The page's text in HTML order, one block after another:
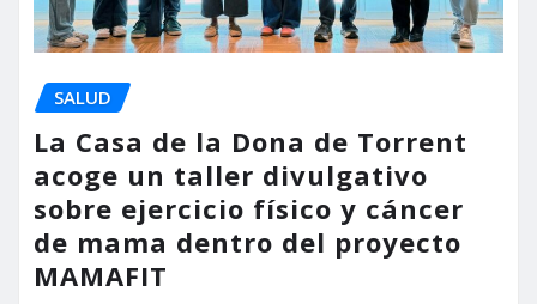
SALUD
La Casa de la Dona de Torrent
acoge un taller divulgativo
sobre ejercicio físico y cáncer
de mama dentro del proyecto
MAMAFIT